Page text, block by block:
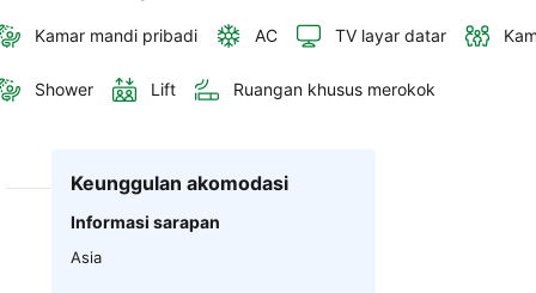
Kamar mandi pribadi AC TV layar datar
Shower Lift Ruangan khusus merokok
Keunggulan akomodasi
Informasi sarapan
Asia